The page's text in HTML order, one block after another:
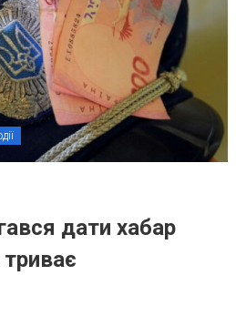
дати хабар